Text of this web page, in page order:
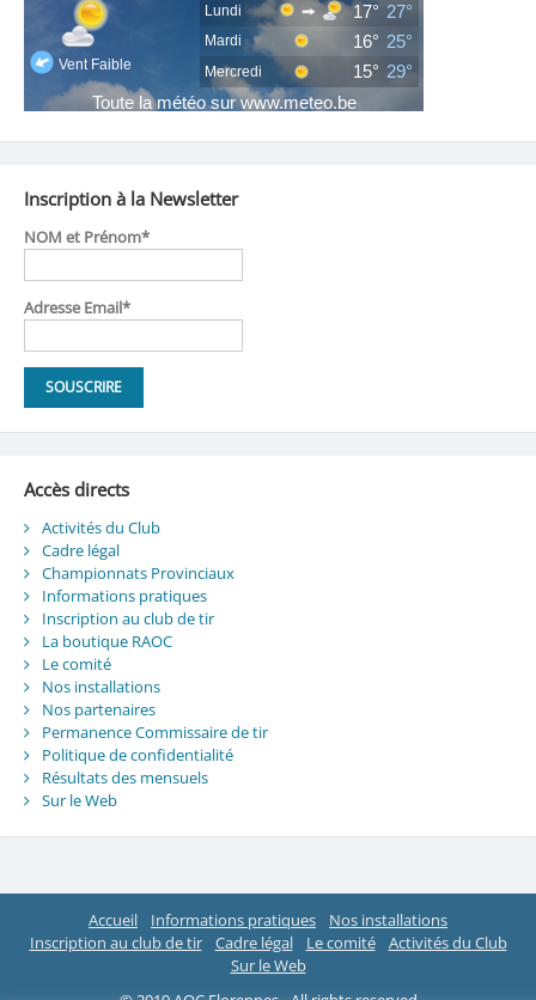
Inscription à la Newsletter
NOM et Prénom*
Adresse Email*
Accès directs
Activités du Club
Cadre légal
Championnats Provinciaux
Informations pratiques
Inscription au club de tir
La boutique RAOC
Le comité
Nos installations
Nos partenaires
Permanence Commissaire de tir
Politique de confidentialité
Résultats des mensuels
Sur le Web
Accueil Informations pratiques
Nos installations
Inscription au club de tir
Cadre légal Le comité
Activités du Club
Sur le Web